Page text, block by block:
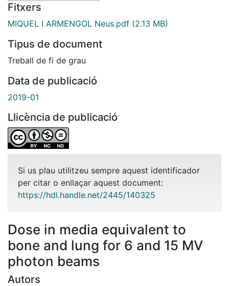
Fitxers
MIQUEL I ARMENGOL Neus.pdf (2.13 MB)
Tipus de document
Treball de fi de grau
Data de publicació
2019-01
Llicència de publicació
Si us plau utilitzeu sempre aquest identificador
per citar o enllaçar aquest document:
https://hdl.handle.net/2445/140325
Dose in media equivalent to
bone and lung for 6 and 15 MV
photon beams
Autors